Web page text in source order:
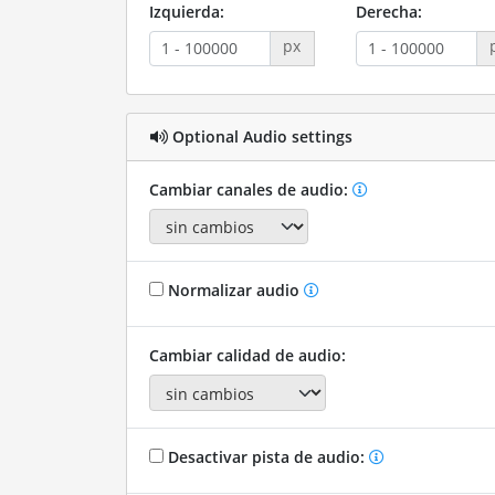
Izquierda:
px
Derecha:
Optional Audio settings
Cambiar canales de audio:
Normalizar audio
Cambiar calidad de audio:
Desactivar pista de audio: